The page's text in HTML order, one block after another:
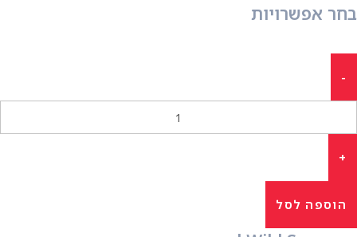
בחר אפשרויות
הוספה לסל